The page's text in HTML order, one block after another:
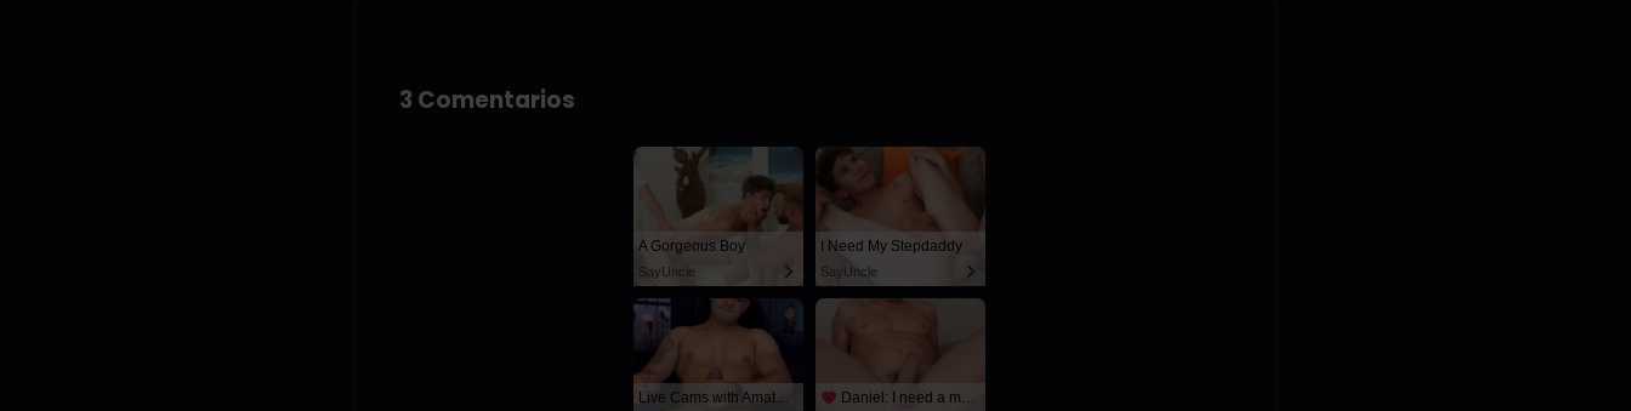
3 Comentarios
A Gorgeous Boy
SayUncle
I Need My Stepdaddy
SayUncle
Live Cams with Amateur Men Daniel: I need a man for a spicy night...